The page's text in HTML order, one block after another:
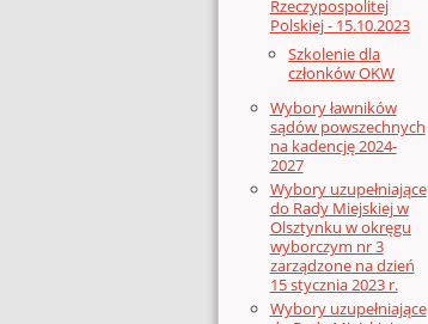
Rzeczypospolitej
Polskiej - 15.10.2023
Szkolenie dla
członków OKW
Wybory ławników
sądów powszechnych
na kadencję 2024-
2027
Wybory uzupełniające
do Rady Miejskiej w
Olsztynku w okręgu
wyborczym nr 3
zarządzone na dzień
15 stycznia 2023 r.
Wybory uzupełniające